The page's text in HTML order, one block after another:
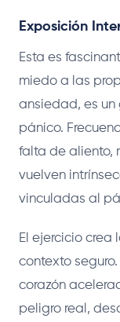
Exposición
Esta es
miedo a las
ansiedad, es un
pánico.
falta de aliento,
vuelven
vinculadas al
El ejercicio crea
contexto
corazón
peligro real,